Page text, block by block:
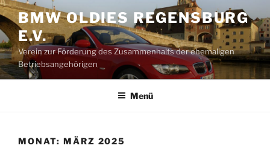
Zum
Inhalt
springen
BMW OLDIES REGENSBURG
E.V.
Verein zur Förderung des Zusammenhalts der ehemaligen
Betriebsangehörigen
Menü
MONAT: MÄRZ 2025